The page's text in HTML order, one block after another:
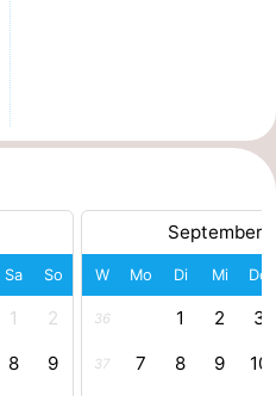
Sa So
1 2
8 9
September
W Mo Di Mi Do
36 1 2 3
37 7 8 9 10